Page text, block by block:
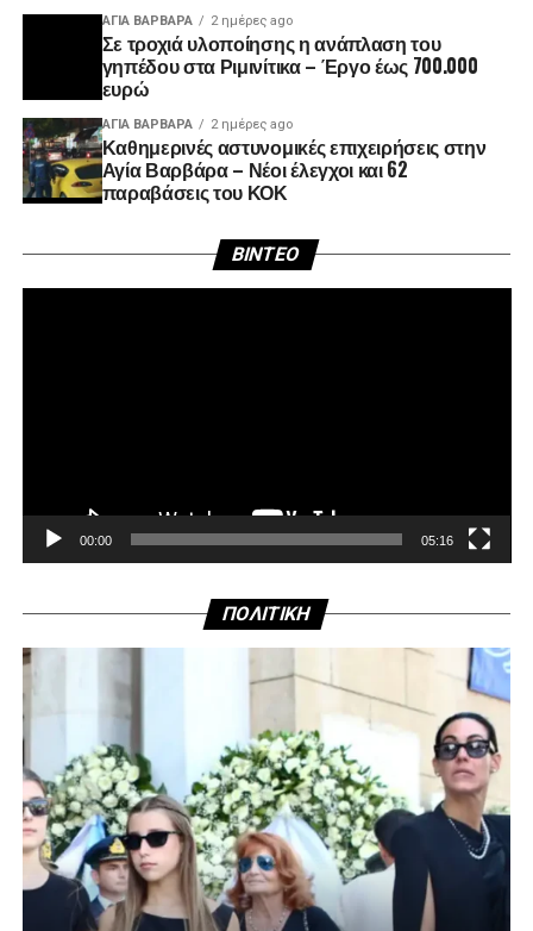
ΑΓΙΑ ΒΑΡΒΑΡΑ 2 ημέρες ago
Σε τροχιά υλοποίησης η ανάπλαση του
γηπέδου στα Ριμινίτικα – Έργο έως 700.000
ευρώ
ΑΓΙΑ ΒΑΡΒΑΡΑ 2 ημέρες ago
Καθημερινές αστυνομικές επιχειρήσεις στην
Αγία Βαρβάρα – Νέοι έλεγχοι και 62
παραβάσεις του ΚΟΚ
BINTEO
00:00 05:16
ΠΟΛΙΤΙΚΗ